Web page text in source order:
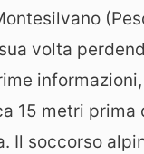
volta
15 metri prima
Il soccorso